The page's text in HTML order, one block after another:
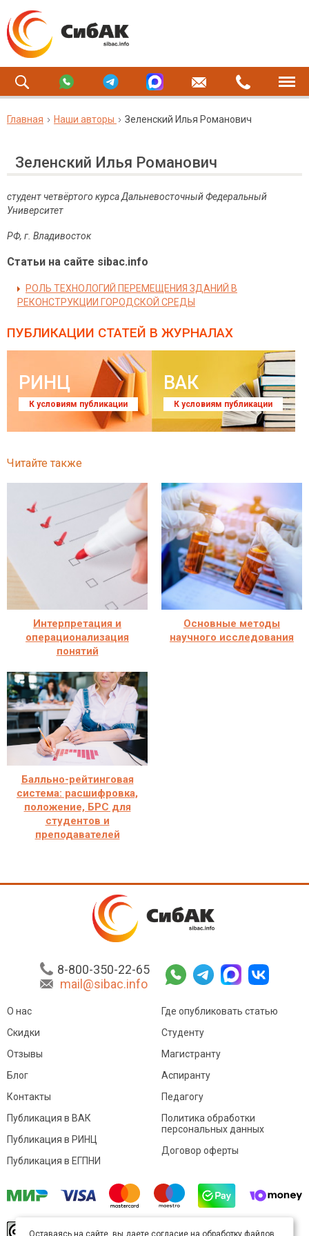
Главная Наши авторы Зеленский Илья Романович
Зеленский Илья Романович
студент четвёртого курса Дальневосточный Федеральный
Университет
РФ, г. Владивосток
Статьи на сайте sibac.info
РОЛЬ ТЕХНОЛОГИЙ ПЕРЕМЕЩЕНИЯ ЗДАНИЙ В
РЕКОНСТРУКЦИИ ГОРОДСКОЙ СРЕДЫ
ПУБЛИКАЦИИ СТАТЕЙ В ЖУРНАЛАХ
РИНЦ
К условиям публикации
ВАК
К условиям публикации
Читайте также
Интерпретация и
операционализация
понятий
Основные методы
научного исследования
Балльно-рейтинговая
система: расшифровка,
положение, БРС для
студентов и
преподавателей
8-800-350-22-65
mail@sibac.info
О нас
Скидки
Отзывы
Блог
Контакты
Где опубликовать статью
Студенту
Магистранту
Аспиранту
Педагогу
Публикация в ВАК
Публикация в РИНЦ
Публикация в ЕГПНИ
Политика обработки
персональных данных
Договор оферты
Оставаясь на сайте, вы даете согласие на обработку файлов